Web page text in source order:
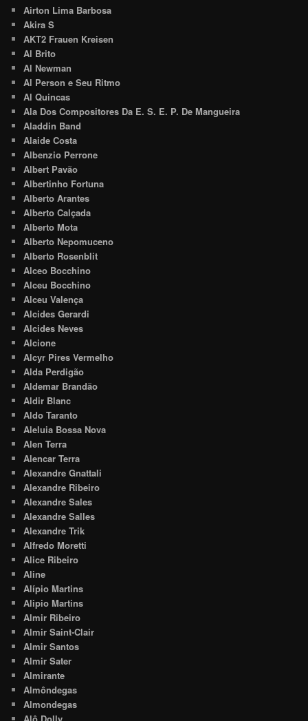
Airton Lima Barbosa
Akira S
AKT2 Frauen Kreisen
Al Brito
Al Newman
Al Person e Seu Ritmo
Al Quincas
Ala Dos Compositores Da E. S. E. P. De Mangueira
Aladdin Band
Alaide Costa
Albenzio Perrone
Albert Pavão
Albertinho Fortuna
Alberto Arantes
Alberto Calçada
Alberto Mota
Alberto Nepomuceno
Alberto Rosenblit
Alceo Bocchino
Alceu Bocchino
Alceu Valença
Alcides Gerardi
Alcides Neves
Alcione
Alcyr Pires Vermelho
Alda Perdigão
Aldemar Brandão
Aldir Blanc
Aldo Taranto
Aleluia Bossa Nova
Alen Terra
Alencar Terra
Alexandre Gnattali
Alexandre Ribeiro
Alexandre Sales
Alexandre Salles
Alexandre Trik
Alfredo Moretti
Alice Ribeiro
Aline
Alípio Martins
Alipio Martins
Almir Ribeiro
Almir Saint-Clair
Almir Santos
Almir Sater
Almirante
Almôndegas
Almondegas
Alô Dolly